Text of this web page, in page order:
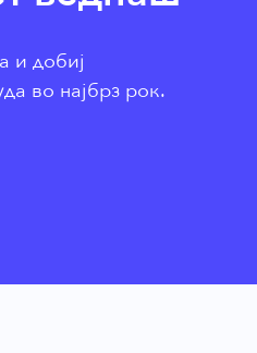
и добиј
во најбрз рок.